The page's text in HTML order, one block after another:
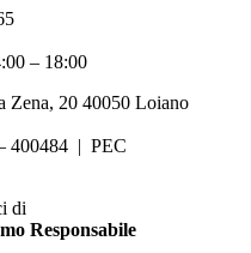
– 18:00
Zena, 20 40050 Loiano
400484 | PEC
di
Responsabile